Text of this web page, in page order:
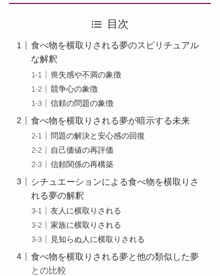
目次
食べ物を横取りされる夢のスピリチュアル
な解釈
喪失感や不満の象徴
競争心の象徴
信頼の問題の象徴
食べ物を横取りされる夢が暗示する未来
問題の解決と安心感の回復
自己価値の再評価
信頼関係の再構築
シチュエーションによる食べ物を横取りさ
れる夢の解釈
友人に横取りされる
家族に横取りされる
見知らぬ人に横取りされる
食べ物を横取りされる夢と他の類似した夢
との比較